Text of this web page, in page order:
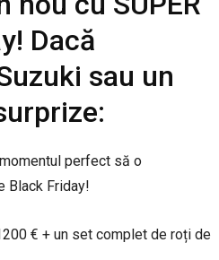
Dacă
sau un
perfect să o
Black Friday!
€ + un set complet de roți de